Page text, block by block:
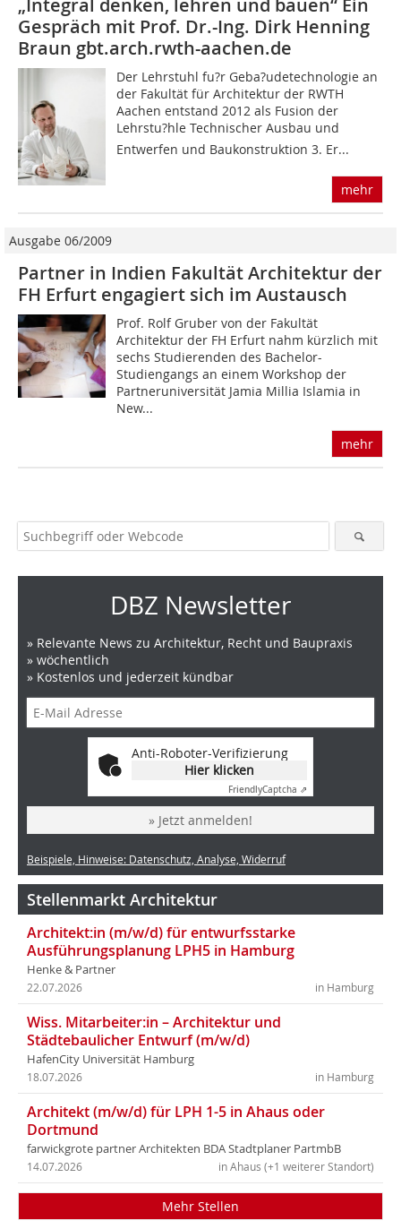
„Integral denken, lehren und bauen“ Ein
Gespräch mit Prof. Dr.-Ing. Dirk Henning
Braun gbt.arch.rwth-aachen.de
Der Lehrstuhl fu?r Geba?udetechnologie an
der Fakultät für Architektur der RWTH
Aachen entstand 2012 als Fusion der
Lehrstu?hle Technischer Ausbau und
Entwerfen und Baukonstruktion 3. Er...
mehr
Ausgabe 06/2009
Partner in Indien Fakultät Architektur der
FH Erfurt engagiert sich im Austausch
Prof. Rolf Gruber von der Fakultät
Architektur der FH Erfurt nahm kürzlich mit
sechs Studierenden des Bachelor-
Studiengangs an einem Workshop der
Partneruniversität Jamia Millia Islamia in
New...
mehr
DBZ Newsletter
» Relevante News zu Architektur, Recht und Baupraxis
» wöchentlich
» Kostenlos und jederzeit kündbar
Anti-Roboter-Verifizierung
Hier klicken
FriendlyCaptcha ⇗
» Jetzt anmelden!
Beispiele, Hinweise: Datenschutz, Analyse, Widerruf
Stellenmarkt Architektur
Architekt:in (m/w/d) für entwurfsstarke
Ausführungsplanung LPH5 in Hamburg
Henke & Partner
in Hamburg
22.07.2026
Wiss. Mitarbeiter:in – Architektur und
Städtebaulicher Entwurf (m/w/d)
HafenCity Universität Hamburg
in Hamburg
18.07.2026
Architekt (m/w/d) für LPH 1-5 in Ahaus oder
Dortmund
farwickgrote partner Architekten BDA Stadtplaner PartmbB
in Ahaus (+1 weiterer Standort)
14.07.2026
Mehr Stellen